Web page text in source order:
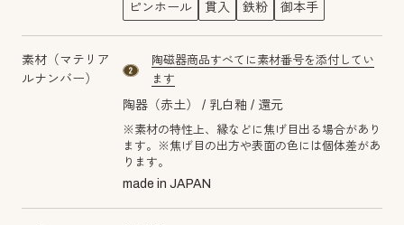
ピンホール 貫入 鉄粉 御本手
素材（マテリア
ルナンバー）
material number2
陶磁器商品すべてに素材番号を添付してい
ます
陶器（赤土） 乳白釉 還元
※素材の特性上、縁などに焦げ目出る場合があり
ます。※焦げ目の出方や表面の色には個体差があ
ります。
made in JAPAN